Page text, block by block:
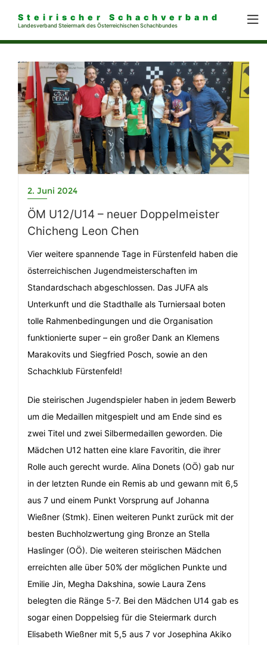
Steirischer Schachverband
Landesverband Steiermark des Österreichischen Schachbundes
2. Juni 2024
ÖM U12/U14 – neuer Doppelmeister
Chicheng Leon Chen
Vier weitere spannende Tage in Fürstenfeld haben die
österreichischen Jugendmeisterschaften im
Standardschach abgeschlossen. Das JUFA als
Unterkunft und die Stadthalle als Turniersaal boten
tolle Rahmenbedingungen und die Organisation
funktionierte super – ein großer Dank an Klemens
Marakovits und Siegfried Posch, sowie an den
Schachklub Fürstenfeld!
Die steirischen Jugendspieler haben in jedem Bewerb
um die Medaillen mitgespielt und am Ende sind es
zwei Titel und zwei Silbermedaillen geworden. Die
Mädchen U12 hatten eine klare Favoritin, die ihrer
Rolle auch gerecht wurde. Alina Donets (OÖ) gab nur
in der letzten Runde ein Remis ab und gewann mit 6,5
aus 7 und einem Punkt Vorsprung auf Johanna
Wießner (Stmk). Einen weiteren Punkt zurück mit der
besten Buchholzwertung ging Bronze an Stella
Haslinger (OÖ). Die weiteren steirischen Mädchen
erreichten alle über 50% der möglichen Punkte und
Emilie Jin, Megha Dakshina, sowie Laura Zens
belegten die Ränge 5-7. Bei den Mädchen U14 gab es
sogar einen Doppelsieg für die Steiermark durch
Elisabeth Wießner mit 5,5 aus 7 vor Josephina Akiko